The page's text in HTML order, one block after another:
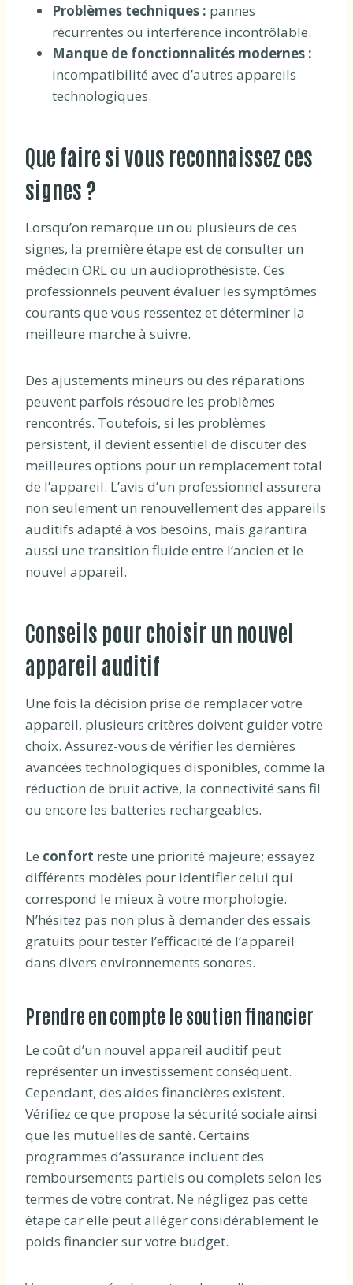
Problèmes techniques : pannes
récurrentes ou interférence incontrôlable.
Manque de fonctionnalités modernes :
incompatibilité avec d’autres appareils
technologiques.
Que faire si vous reconnaissez ces
signes ?
Lorsqu’on remarque un ou plusieurs de ces
signes, la première étape est de consulter un
médecin ORL ou un audioprothésiste. Ces
professionnels peuvent évaluer les symptômes
courants que vous ressentez et déterminer la
meilleure marche à suivre.
Des ajustements mineurs ou des réparations
peuvent parfois résoudre les problèmes
rencontrés. Toutefois, si les problèmes
persistent, il devient essentiel de discuter des
meilleures options pour un remplacement total
de l’appareil. L’avis d’un professionnel assurera
non seulement un renouvellement des appareils
auditifs adapté à vos besoins, mais garantira
aussi une transition fluide entre l’ancien et le
nouvel appareil.
Conseils pour choisir un nouvel
appareil auditif
Une fois la décision prise de remplacer votre
appareil, plusieurs critères doivent guider votre
choix. Assurez-vous de vérifier les dernières
avancées technologiques disponibles, comme la
réduction de bruit active, la connectivité sans fil
ou encore les batteries rechargeables.
Le confort reste une priorité majeure; essayez
différents modèles pour identifier celui qui
correspond le mieux à votre morphologie.
N’hésitez pas non plus à demander des essais
gratuits pour tester l’efficacité de l’appareil
dans divers environnements sonores.
Prendre en compte le soutien financier
Le coût d’un nouvel appareil auditif peut
représenter un investissement conséquent.
Cependant, des aides financières existent.
Vérifiez ce que propose la sécurité sociale ainsi
que les mutuelles de santé. Certains
programmes d’assurance incluent des
remboursements partiels ou complets selon les
termes de votre contrat. Ne négligez pas cette
étape car elle peut alléger considérablement le
poids financier sur votre budget.